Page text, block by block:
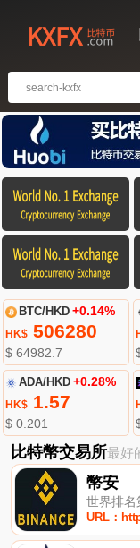
BTC/HKD +0.14%
HK$506280
$ 64982.7
ADA/HKD +0.28%
HK$1.57
$ 0.201
比特幣交易所最好
幣安
世界排名
URL：